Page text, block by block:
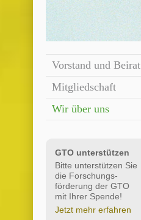
Vorstand und Beirat
Mitgliedschaft
Wir über uns
GTO unterstützen
Bitte unterstützen Sie
die Forschungs-
förderung der GTO
mit Ihrer Spende!
Jetzt mehr erfahren